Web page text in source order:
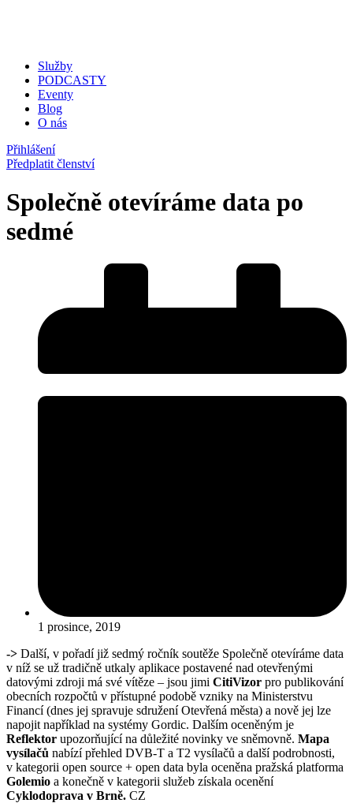
Služby
PODCASTY
Eventy
Blog
O nás
Přihlášení
Předplatit členství
Společně otevíráme data po
sedmé
1 prosince, 2019
-> Další, v pořadí již sedmý ročník soutěže Společně otevíráme data
v níž se už tradičně utkaly aplikace postavené nad otevřenými
datovými zdroji má své vítěze – jsou jimi CitiVizor pro publikování
obecních rozpočtů v přístupné podobě vzniky na Ministerstvu
Financí (dnes jej spravuje sdružení Otevřená města) a nově jej lze
napojit například na systémy Gordic. Dalším oceněným je
Reflektor upozorňující na důležité novinky ve sněmovně. Mapa
vysílačů nabízí přehled DVB-T a T2 vysílačů a další podrobnosti,
v kategorii open source + open data byla oceněna pražská platforma
Golemio a konečně v kategorii služeb získala ocenění
Cyklodoprava v Brně. CZ